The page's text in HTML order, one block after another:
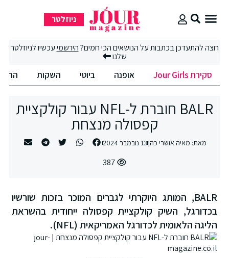
ניוזלטר
רוצה להתעדכן בכתבות על הנושאים הכי חמים?הירשמיעכשיו לניוזלטר
שלנו
סקירת Jour Girls אופנה ביוטי השקות החיים
BALR חוברת ל-NFL עבור קולקציית
קפסולה מנצחת
מאת:מאיה אושרי כהן 13 נובמבר 2024
387
BALR, המותג היוקרתי לגברים המוכר בזכות שורשיו
בכדורגל, השיק קולקציית קפסולה ייחודית בהשראת
הליגה הלאומית לכדורגל האמריקאית (NFL).